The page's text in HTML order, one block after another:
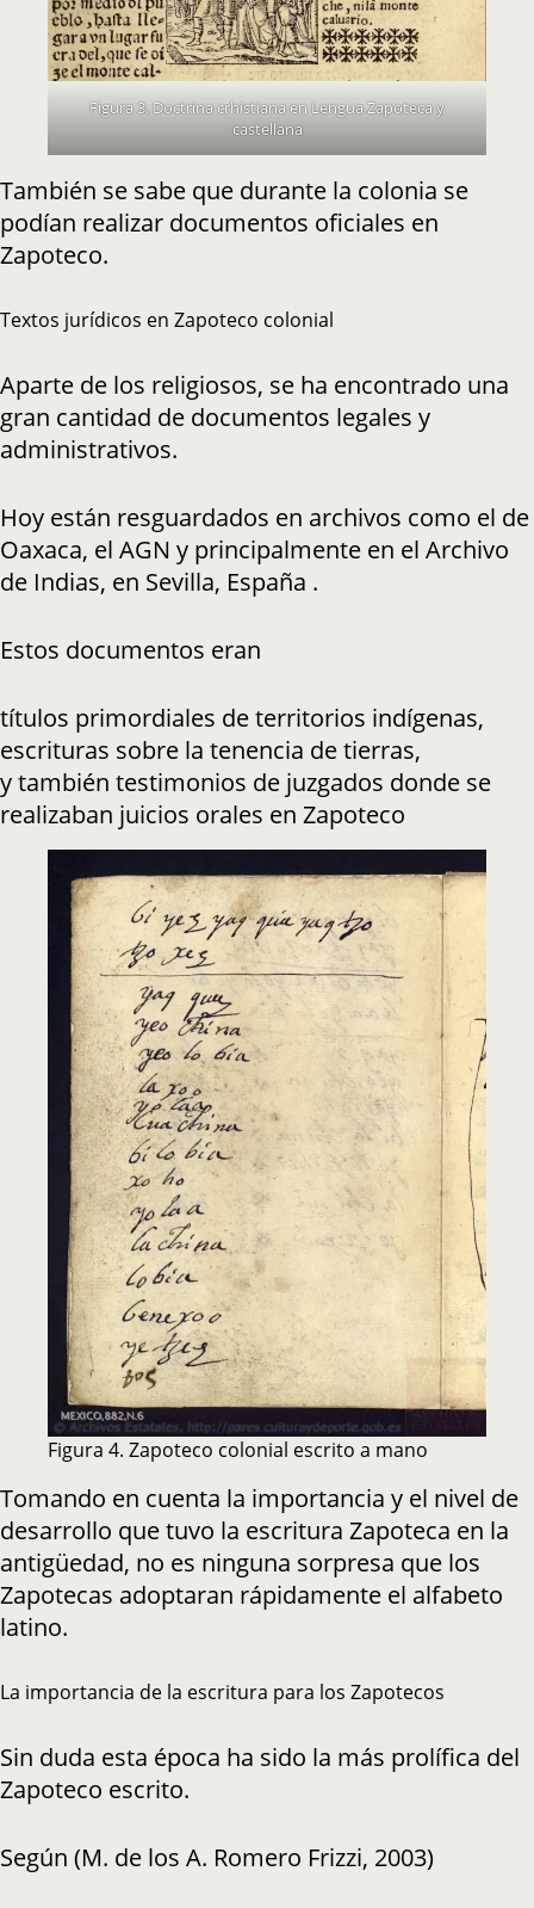
Figura 3. Doctrina crhistiana en Lengua Zapoteca y
castellana
También se sabe que durante la colonia se
podían realizar documentos oficiales en
Zapoteco.
Textos jurídicos en Zapoteco colonial
Aparte de los religiosos, se ha encontrado una
gran cantidad de documentos legales y
administrativos.
Hoy están resguardados en archivos como el de
Oaxaca, el AGN y principalmente en el Archivo
de Indias, en Sevilla, España .
Estos documentos eran
títulos primordiales de territorios indígenas,
escrituras sobre la tenencia de tierras,
y también testimonios de juzgados donde se
realizaban juicios orales en Zapoteco
Figura 4. Zapoteco colonial escrito a mano
Tomando en cuenta la importancia y el nivel de
desarrollo que tuvo la escritura Zapoteca en la
antigüedad, no es ninguna sorpresa que los
Zapotecas adoptaran rápidamente el alfabeto
latino.
La importancia de la escritura para los Zapotecos
Sin duda esta época ha sido la más prolífica del
Zapoteco escrito.
Según (M. de los A. Romero Frizzi, 2003)